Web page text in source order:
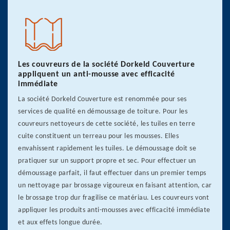
Les couvreurs de la société Dorkeld Couverture
appliquent un anti-mousse avec efficacité
immédiate
La société Dorkeld Couverture est renommée pour ses
services de qualité en démoussage de toiture. Pour les
couvreurs nettoyeurs de cette société, les tuiles en terre
cuite constituent un terreau pour les mousses. Elles
envahissent rapidement les tuiles. Le démoussage doit se
pratiquer sur un support propre et sec. Pour effectuer un
démoussage parfait, il faut effectuer dans un premier temps
un nettoyage par brossage vigoureux en faisant attention, car
le brossage trop dur fragilise ce matériau. Les couvreurs vont
appliquer les produits anti-mousses avec efficacité immédiate
et aux effets longue durée.